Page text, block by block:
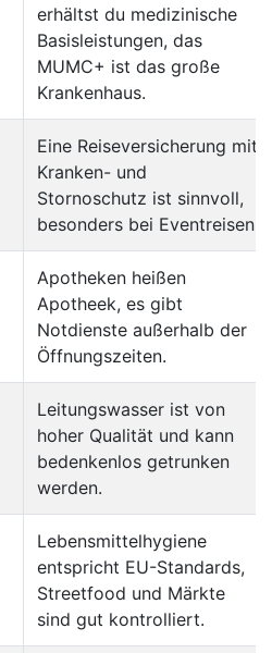
erhältst du medizinische
Basisleistungen, das
MUMC+ ist das große
Krankenhaus.
Eine Reiseversicherung mit
Kranken- und
Stornoschutz ist sinnvoll,
besonders bei Eventreisen.
Apotheken heißen
Apotheek, es gibt
Notdienste außerhalb der
Öffnungszeiten.
Leitungswasser ist von
hoher Qualität und kann
bedenkenlos getrunken
werden.
Lebensmittelhygiene
entspricht EU-Standards,
Streetfood und Märkte
sind gut kontrolliert.